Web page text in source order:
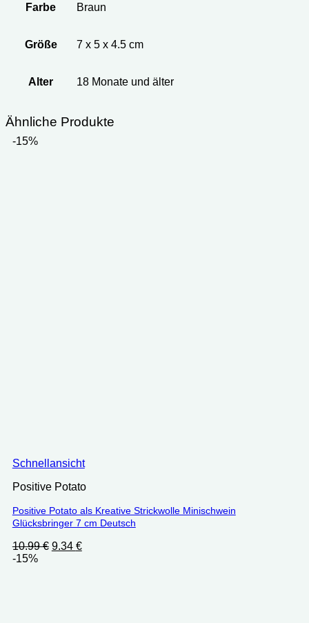
Farbe Braun
Größe 7 x 5 x 4.5 cm
Alter 18 Monate und älter
Ähnliche Produkte
-15%
Schnellansicht
Positive Potato
Positive Potato als Kreative Strickwolle Minischwein
Glücksbringer 7 cm Deutsch
10.99€ Ursprünglicher
9.34 €Aktueller
-15%